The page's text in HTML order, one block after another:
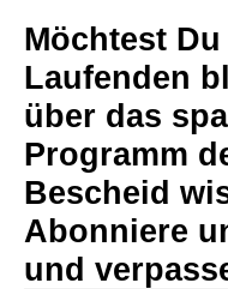
Möchtest
Laufenden
über das
Programm
Bescheid
Abonniere
und